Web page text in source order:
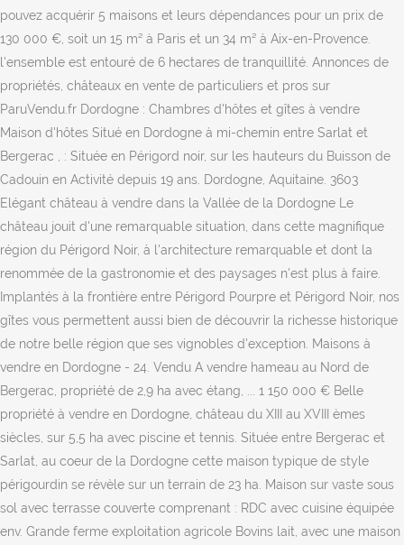
pouvez acquérir 5 maisons et leurs dépendances pour un prix de
130 000 €, soit un 15 m² à Paris et un 34 m² à Aix-en-Provence.
l'ensemble est entouré de 6 hectares de tranquillité. Annonces de
propriétés, châteaux en vente de particuliers et pros sur
ParuVendu.fr Dordogne : Chambres d'hôtes et gîtes à vendre
Maison d'hôtes Situé en Dordogne à mi-chemin entre Sarlat et
Bergerac , : Située en Périgord noir, sur les hauteurs du Buisson de
Cadouin en Activité depuis 19 ans. Dordogne, Aquitaine. 3603
Elégant château à vendre dans la Vallée de la Dordogne Le
château jouit d'une remarquable situation, dans cette magnifique
région du Périgord Noir, à l'architecture remarquable et dont la
renommée de la gastronomie et des paysages n'est plus à faire.
Implantés à la frontière entre Périgord Pourpre et Périgord Noir, nos
gîtes vous permettent aussi bien de découvrir la richesse historique
de notre belle région que ses vignobles d'exception. Maisons à
vendre en Dordogne - 24. Vendu A vendre hameau au Nord de
Bergerac, propriété de 2,9 ha avec étang, ... 1 150 000 € Belle
propriété à vendre en Dordogne, château du XIII au XVIII èmes
siècles, sur 5,5 ha avec piscine et tennis. Située entre Bergerac et
Sarlat, au coeur de la Dordogne cette maison typique de style
périgourdin se révèle sur un terrain de 23 ha. Maison sur vaste sous
sol avec terrasse couverte comprenant : RDC avec cuisine équipée
env. Grande ferme exploitation agricole Bovins lait, avec une maison